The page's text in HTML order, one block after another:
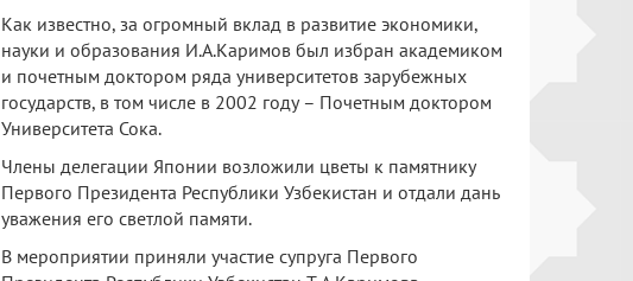
Как известно, за огромный вклад в развитие экономики,
науки и образования И.А.Каримов был избран академиком
и почетным доктором ряда университетов зарубежных
государств, в том числе в 2002 году – Почетным доктором
Университета Сока.
Члены делегации Японии возложили цветы к памятнику
Первого Президента Республики Узбекистан и отдали дань
уважения его светлой памяти.
В мероприятии приняли участие супруга Первого